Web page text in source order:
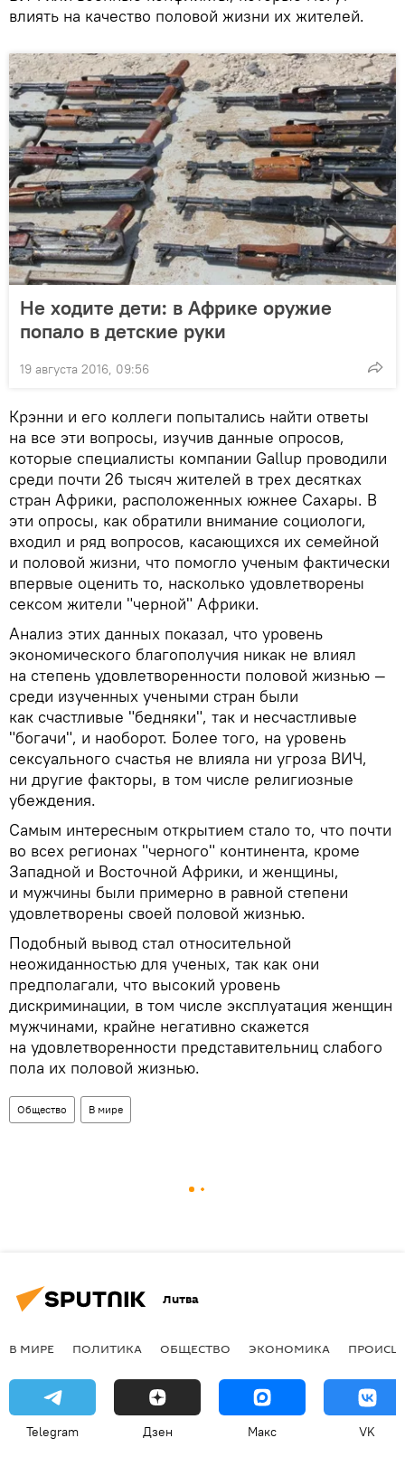
влиять на качество половой жизни их жителей.
Не ходите дети: в Африке оружие
попало в детские руки
19 августа 2016, 09:56
Крэнни и его коллеги попытались найти ответы
на все эти вопросы, изучив данные опросов,
которые специалисты компании Gallup проводили
среди почти 26 тысяч жителей в трех десятках
стран Африки, расположенных южнее Сахары. В
эти опросы, как обратили внимание социологи,
входил и ряд вопросов, касающихся их семейной
и половой жизни, что помогло ученым фактически
впервые оценить то, насколько удовлетворены
сексом жители "черной" Африки.
Анализ этих данных показал, что уровень
экономического благополучия никак не влиял
на степень удовлетворенности половой жизнью —
среди изученных учеными стран были
как счастливые "бедняки", так и несчастливые
"богачи", и наоборот. Более того, на уровень
сексуального счастья не влияла ни угроза ВИЧ,
ни другие факторы, в том числе религиозные
убеждения.
Самым интересным открытием стало то, что почти
во всех регионах "черного" континента, кроме
Западной и Восточной Африки, и женщины,
и мужчины были примерно в равной степени
удовлетворены своей половой жизнью.
Подобный вывод стал относительной
неожиданностью для ученых, так как они
предполагали, что высокий уровень
дискриминации, в том числе эксплуатация женщин
мужчинами, крайне негативно скажется
на удовлетворенности представительниц слабого
пола их половой жизнью.
Общество В мире
Литва
В МИРЕ ПОЛИТИКА ОБЩЕСТВО ЭКОНОМИКА
Telegram Дзен Макс VK